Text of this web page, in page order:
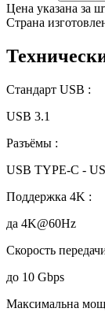
Цена указана за
Страна
Стандарт USB :
USB 3.1
Разъёмы :
USB TYPE-C -
Поддержка 4K :
да 4K@60Hz
Скорость
до 10 Gbps
Максимальна